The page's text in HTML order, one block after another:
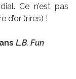
Ce n’est pas
d’or (rires) !
L.B. Fun